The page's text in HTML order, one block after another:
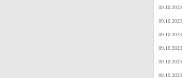
09.10.2023
09.10.2023
09.10.2023
09.10.2023
09.10.2023
09.10.2023